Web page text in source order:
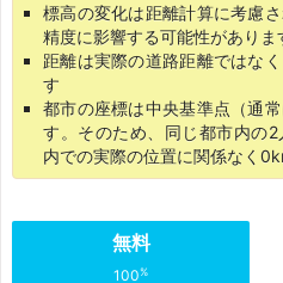
標高の変化は距離計算に考慮
精度に影響する可能性がありま
距離は実際の道路距離ではな
す
都市の座標は中央基準点（通
す。そのため、同じ都市内の
内での実際の位置に関係なく
無料
100%